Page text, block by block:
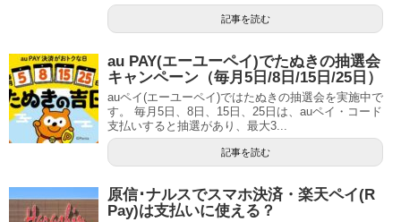
記事を読む
au PAY(エーユーペイ)でたぬきの抽選会
キャンペーン（毎月5日/8日/15日/25日）
auペイ(エーユーペイ)ではたぬきの抽選会を実施中で
す。 毎月5日、8日、15日、25日は、auペイ・コード
支払いすると抽選があり、最大3...
記事を読む
原信･ナルスでスマホ決済・楽天ペイ(R
Pay)は支払いに使える？